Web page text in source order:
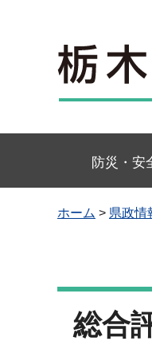
栃木県
防災・安
ホーム > 県政情
総合